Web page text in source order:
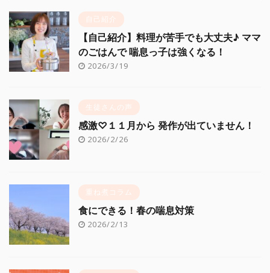
自己紹介
【自己紹介】料理が苦手でも大丈夫♪ ママ
のごはんで 喘息っ子は強くなる！
2026/3/19
生徒さんの声
感激♡１１月から 発作が出ていません！
2026/2/26
重ね煮コラム
食にできる！春の喘息対策
2026/2/13